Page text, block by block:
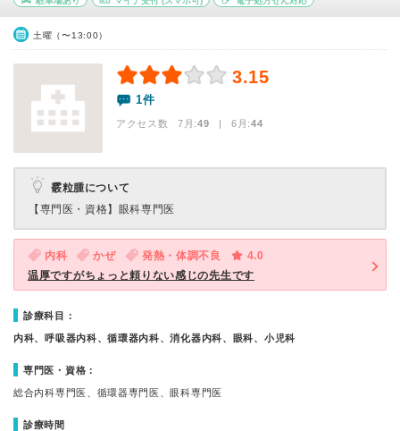
土曜（〜13:00）
3.15
1件
アクセス数 7月:49 | 6月:44
霰粒腫について
【専門医・資格】 眼科専門医
内科 かぜ 発熱・体調不良
4.0
温厚ですがちょっと頼りない感じの先生です
診療科目：
内科、呼吸器内科、循環器内科、消化器内科、眼科、小児科
専門医・資格：
総合内科専門医、循環器専門医、眼科専門医
診療時間